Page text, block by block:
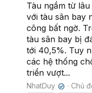
Tàu ngầm từ
với tàu sân bay
công bất ngờ.
tàu sân bay bị
tới 40,5%. Tuy
các hệ thống
triển vượt...
NhatDuy ✔ Chủ